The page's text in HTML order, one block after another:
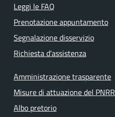
Leggi le FAQ
Prenotazione appuntamento
Segnalazione disservizio
Richiesta d'assistenza
Amministrazione trasparente
Misure di attuazione del PNRR
Albo pretorio